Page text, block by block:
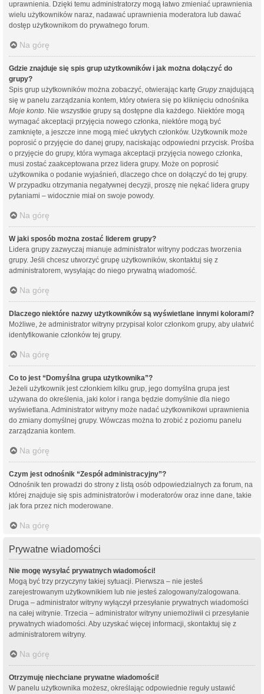
uprawnienia. Dzięki temu administratorzy mogą łatwo zmieniać uprawnienia
wielu użytkowników naraz, nadawać uprawnienia moderatora lub dawać
dostęp użytkownikom do prywatnego forum.
Na górę
Gdzie znajduje się spis grup użytkowników i jak można dołączyć do
grupy?
Spis grup użytkowników można zobaczyć, otwierając kartę Grupyznajdującą
się w panelu zarządzania kontem, który otwiera się po kliknięciu odnośnika
Moje konto. Nie wszystkie grupy są dostępne dla każdego. Niektóre mogą
wymagać akceptacji przyjęcia nowego członka, niektóre mogą być
zamknięte, a jeszcze inne mogą mieć ukrytych członków. Użytkownik może
poprosić o przyjęcie do danej grupy, naciskając odpowiedni przycisk. Prośba
o przyjęcie do grupy, która wymaga akceptacji przyjęcia nowego członka,
musi zostać zaakceptowana przez lidera grupy. Może on poprosić
użytkownika o podanie wyjaśnień, dlaczego chce on dołączyć do tej grupy.
W przypadku otrzymania negatywnej decyzji, proszę nie nękać lidera grupy
pytaniami – widocznie miał on swoje powody.
Na górę
W jaki sposób można zostać liderem grupy?
Lidera grupy zazwyczaj mianuje administrator witryny podczas tworzenia
grupy. Jeśli chcesz utworzyć grupę użytkowników, skontaktuj się z
administratorem, wysyłając do niego prywatną wiadomość.
Na górę
Dlaczego niektóre nazwy użytkowników są wyświetlane innymi kolorami?
Możliwe, że administrator witryny przypisał kolor członkom grupy, aby ułatwić
identyfikowanie członków tej grupy.
Na górę
Co to jest “Domyślna grupa użytkownika”?
Jeżeli użytkownik jest członkiem kilku grup, jego domyślna grupa jest
używana do określenia, jaki kolor i ranga będzie domyślnie dla niego
wyświetlana. Administrator witryny może nadać użytkownikowi uprawnienia
do zmiany domyślnej grupy. Wówczas można to zrobić z poziomu panelu
zarządzania kontem.
Na górę
Czym jest odnośnik “Zespół administracyjny”?
Odnośnik ten prowadzi do strony z listą osób odpowiedzialnych za forum, na
której znajduje się spis administratorów i moderatorów oraz inne dane, takie
jak fora przez nich moderowane.
Na górę
Prywatne wiadomości
Nie mogę wysyłać prywatnych wiadomości!
Mogą być trzy przyczyny takiej sytuacji. Pierwsza – nie jesteś
zarejestrowanym użytkownikiem lub nie jesteś zalogowany/zalogowana.
Druga – administrator witryny wyłączył przesyłanie prywatnych wiadomości
na całej witrynie. Trzecia – administrator witryny uniemożliwił ci przesyłanie
prywatnych wiadomości. Aby uzyskać więcej informacji, skontaktuj się z
administratorem witryny.
Na górę
Otrzymuję niechciane prywatne wiadomości!
W panelu użytkownika możesz, określając odpowiednie reguły ustawić